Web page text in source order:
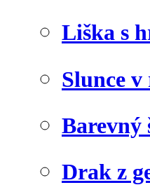
Liška s
Slunce
Barevný
Drak z